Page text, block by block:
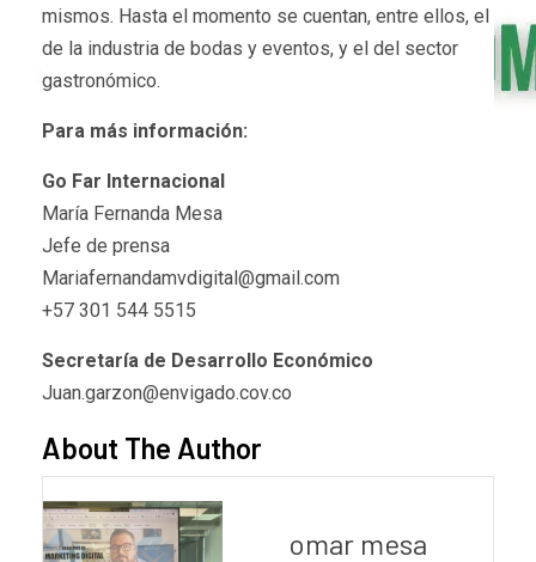
mismos. Hasta el momento se cuentan, entre ellos, el
de la industria de bodas y eventos, y el del sector
gastronómico.
Para más información:
Go Far Internacional
María Fernanda Mesa
Jefe de prensa
Mariafernandamvdigital@gmail.com
+57 301 544 5515
Secretaría de Desarrollo Económico
Juan.garzon@envigado.cov.co
About The Author
omar mesa